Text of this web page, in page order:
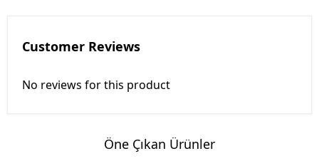
Customer Reviews
No reviews for this product
Öne Çıkan Ürünler